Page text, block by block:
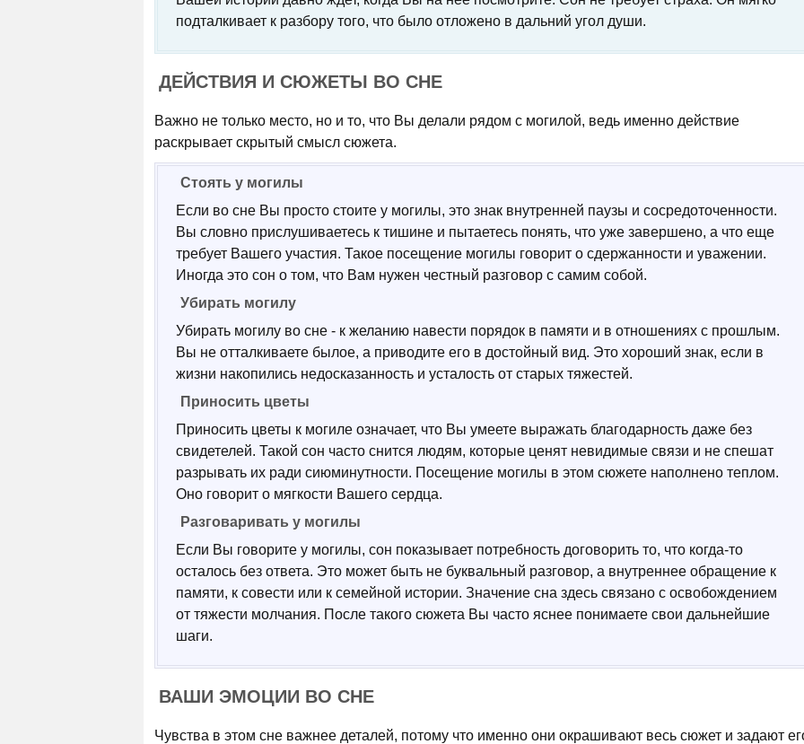
подталкивает к разбору того, что было отложено в дальний угол души.
ДЕЙСТВИЯ И СЮЖЕТЫ ВО СНЕ
Важно не только место, но и то, что Вы делали рядом с могилой, ведь именно действие
раскрывает скрытый смысл сюжета.
Стоять у могилы
Если во сне Вы просто стоите у могилы, это знак внутренней паузы и сосредоточенности.
Вы словно прислушиваетесь к тишине и пытаетесь понять, что уже завершено, а что еще
требует Вашего участия. Такое посещение могилы говорит о сдержанности и уважении.
Иногда это сон о том, что Вам нужен честный разговор с самим собой.
Убирать могилу
Убирать могилу во сне - к желанию навести порядок в памяти и в отношениях с прошлым.
Вы не отталкиваете былое, а приводите его в достойный вид. Это хороший знак, если в
жизни накопились недосказанность и усталость от старых тяжестей.
Приносить цветы
Приносить цветы к могиле означает, что Вы умеете выражать благодарность даже без
свидетелей. Такой сон часто снится людям, которые ценят невидимые связи и не спешат
разрывать их ради сиюминутности. Посещение могилы в этом сюжете наполнено теплом.
Оно говорит о мягкости Вашего сердца.
Разговаривать у могилы
Если Вы говорите у могилы, сон показывает потребность договорить то, что когда-то
осталось без ответа. Это может быть не буквальный разговор, а внутреннее обращение к
памяти, к совести или к семейной истории. Значение сна здесь связано с освобождением
от тяжести молчания. После такого сюжета Вы часто яснее понимаете свои дальнейшие
шаги.
ВАШИ ЭМОЦИИ ВО СНЕ
Чувства в этом сне важнее деталей, потому что именно они окрашивают весь сюжет и задают